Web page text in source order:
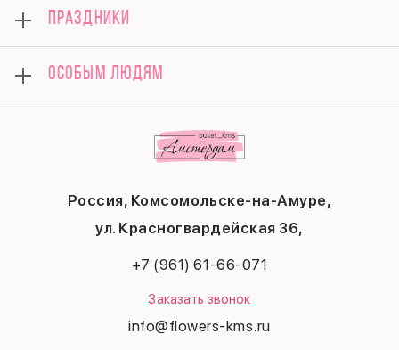
Россия, Комсомольске-на-Амуре,
ул. Красногвардейская 36,
+7 (961) 61-66-071
Заказать звонок
info@flowers-kms.ru
Гарантии
Доставка
Вопросы и ответы
Контакты
Соглашение на получение рекламы
Букеты
Композиции
Подарки
Поводы
Комбо-предложения
ПРАЗДНИКИ
14 февраля
День матери
23 февраля
Последний звонок
ОСОБЫМ ЛЮДЯМ